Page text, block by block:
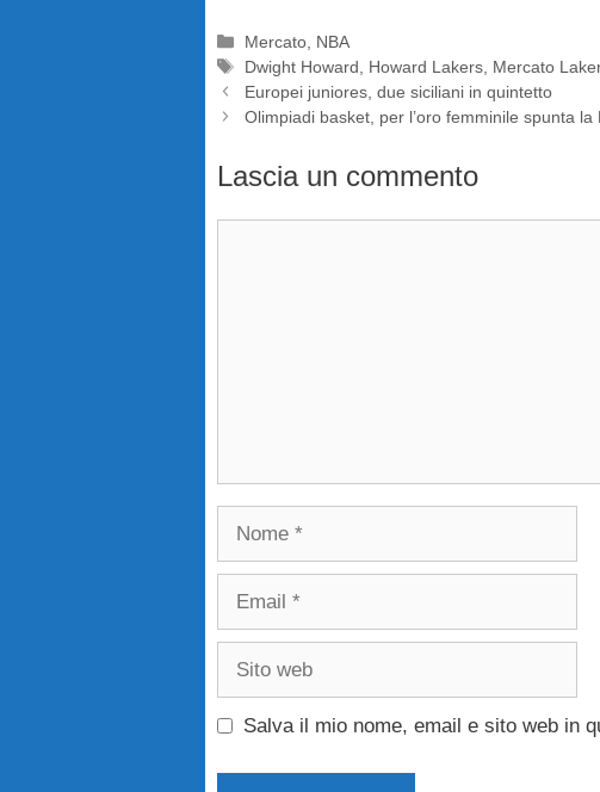
Categorie
Mercato NBA
Tag
Dwight Howard Howard Lakers Mercato
Europei juniores, due siciliani in quintetto
Olimpiadi basket, per l’oro femminile spunta la
Lascia un commento
Nome
Email
Sito
Salva il mio nome, email e sito web in